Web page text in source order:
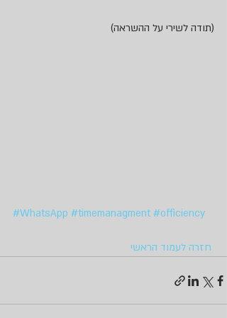
(תודה לשירי על ההשראה)
#WhatsApp #timemanagment #officiency
חזרה לעמוד הראשי